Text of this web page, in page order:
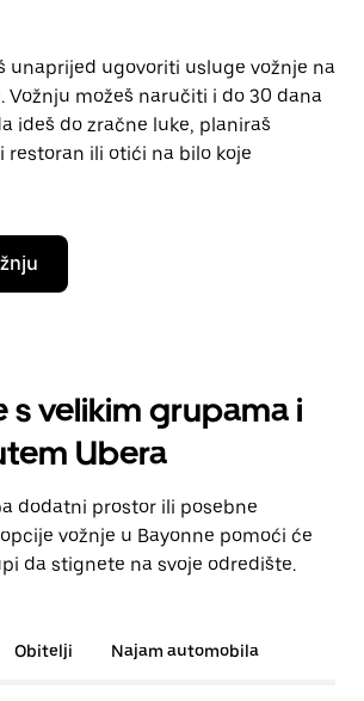
unaprijed ugovoriti usluge vožnje na
Vožnju možeš naručiti i do 30 dana
ideš do zračne luke, planiraš
restoran ili otići na bilo koje
s velikim grupama i
Ubera
dodatni prostor ili posebne
vožnje u Bayonne pomoći će
da stignete na svoje odredište.
Obitelji Najam automobila